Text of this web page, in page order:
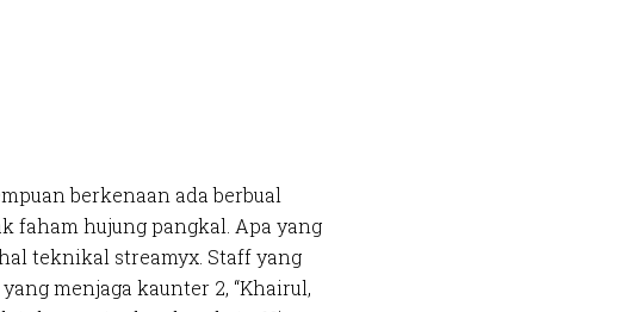
berkenaan ada berbual
faham hujung pangkal. Apa yang
teknikal streamyx. Staff yang
menjaga kaunter 2, “Khairul,